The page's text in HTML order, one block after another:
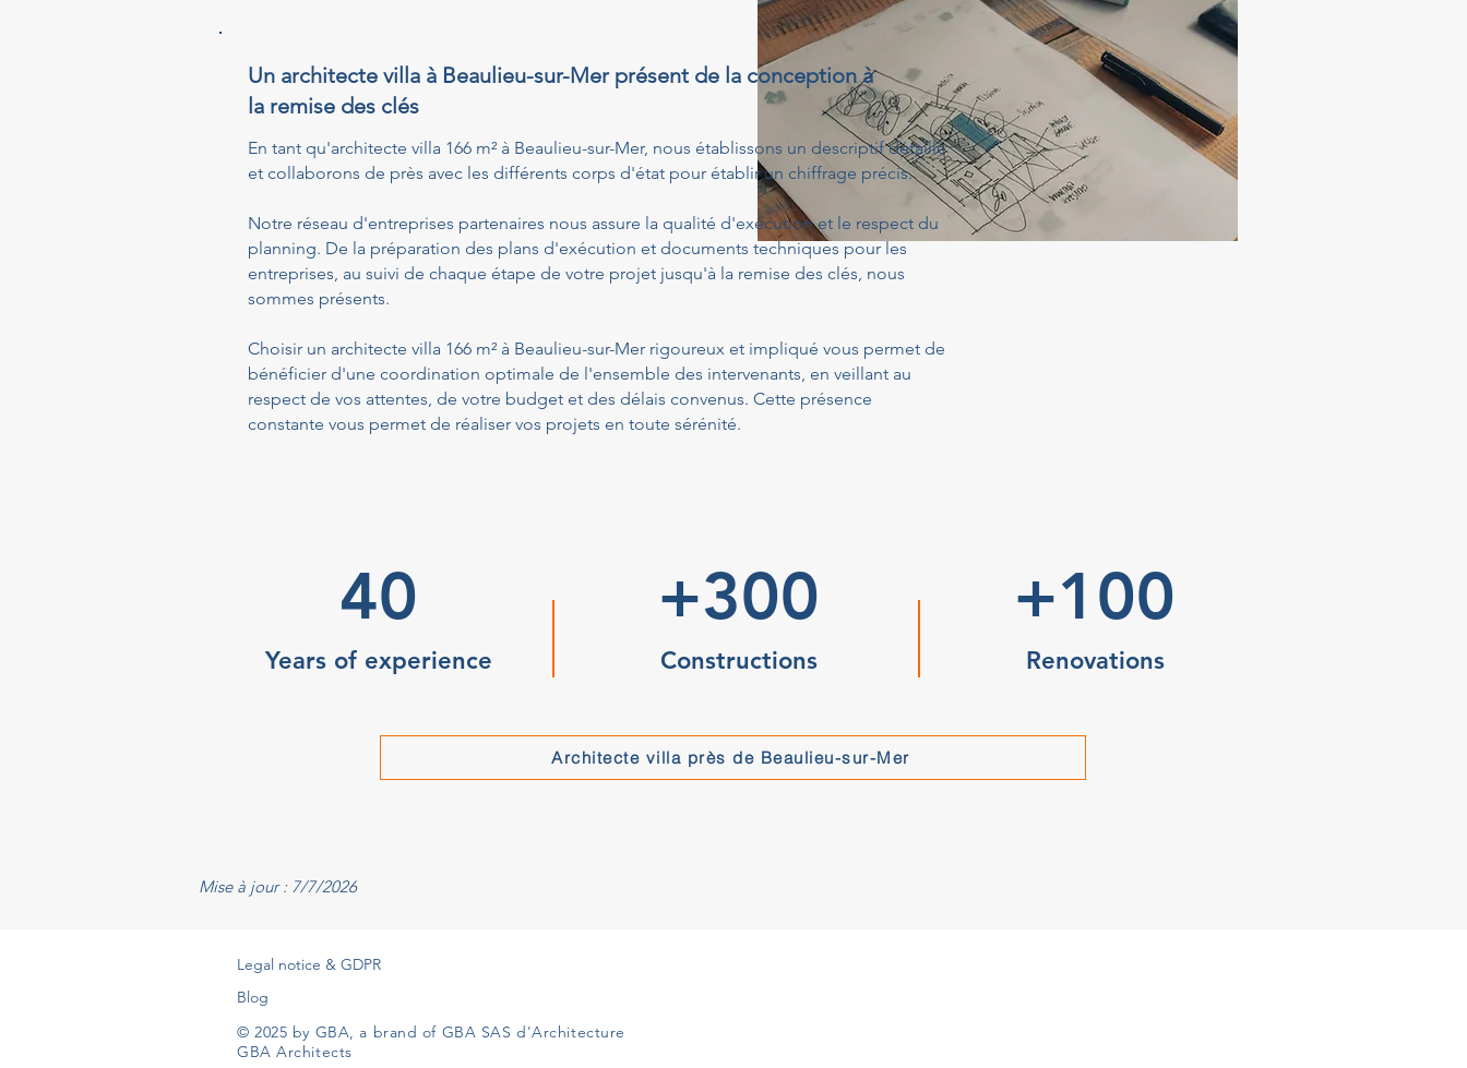
Un architecte villa à Beaulieu-sur-Mer présent de la conception à
la remise des clés
En tant qu'architecte villa 166 m² à Beaulieu-sur-Mer, nous établissons un descriptif détaillé
et collaborons de près avec les différents corps d'état pour établir un chiffrage précis.
Notre réseau d'entreprises partenaires nous assure la qualité d'exécution et le respect du
planning. De la préparation des plans d'exécution et documents techniques pour les
entreprises, au suivi de chaque étape de votre projet jusqu'à la remise des clés, nous
sommes présents.
Choisir un architecte villa 166 m² à Beaulieu-sur-Mer rigoureux et impliqué vous permet de
bénéficier d'une coordination optimale de l'ensemble des intervenants, en veillant au
respect de vos attentes, de votre budget et des délais convenus. Cette présence
constante vous permet de réaliser vos projets en toute sérénité.
40
Years of experience
+300
Constructions
+100
Renovations
Architecte villa près de Beaulieu-sur-Mer
Mise à jour : 7/7/2026
Legal notice & GDPR
Blog
© 2025 by GBA, a brand of GBA SAS d'Architecture
GBA Architects